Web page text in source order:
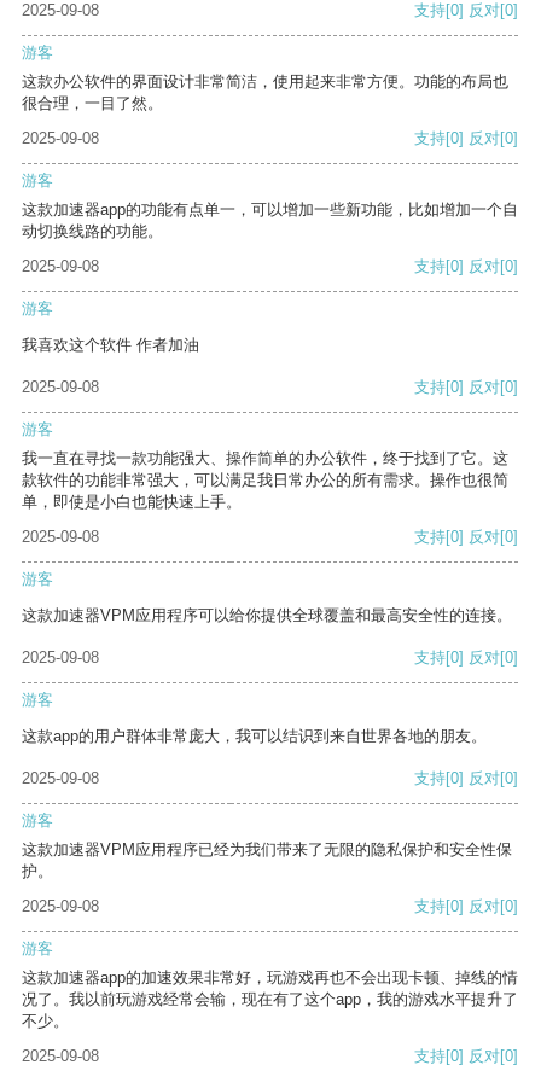
2025-09-08 支持[0] 反对[0]
游客
这款办公软件的界面设计非常简洁，使用起来非常方便。功能的布局也
很合理，一目了然。
2025-09-08
支持[0] 反对[0]
游客
这款加速器app的功能有点单一，可以增加一些新功能，比如增加一个自
动切换线路的功能。
2025-09-08
支持[0] 反对[0]
游客
我喜欢这个软件 作者加油
2025-09-08 支持[0] 反对[0]
游客
我一直在寻找一款功能强大、操作简单的办公软件，终于找到了它。这
款软件的功能非常强大，可以满足我日常办公的所有需求。操作也很简
单，即使是小白也能快速上手。
2025-09-08
支持[0] 反对[0]
游客
这款加速器VPM应用程序可以给你提供全球覆盖和最高安全性的连接。
2025-09-08 支持[0] 反对[0]
游客
这款app的用户群体非常庞大，我可以结识到来自世界各地的朋友。
2025-09-08 支持[0] 反对[0]
游客
这款加速器VPM应用程序已经为我们带来了无限的隐私保护和安全性保
护。
2025-09-08
支持[0] 反对[0]
游客
这款加速器app的加速效果非常好，玩游戏再也不会出现卡顿、掉线的情
况了。我以前玩游戏经常会输，现在有了这个app，我的游戏水平提升了
不少。
2025-09-08
支持[0] 反对[0]